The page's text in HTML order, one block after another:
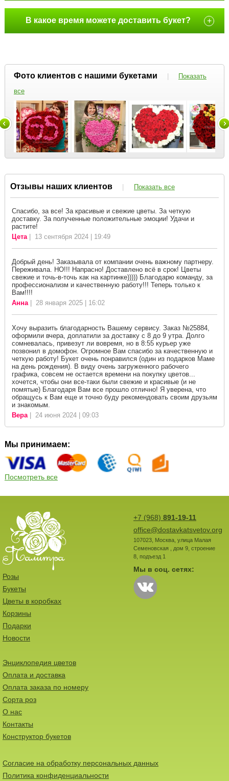
В какое время можете доставить букет? +
Фото клиентов с нашими букетами |
Показать
все
Отзывы наших клиентов | Показать все
Спасибо, за все! За красивые и свежие цветы. За четкую
доставку. За полученные положительные эмоции! Удачи и
растите!
Цета| 13 сентября 2024 | 19:49
Добрый день! Заказывала от компании очень важному партнеру.
Переживала. НО!!! Напрасно! Доставлено всё в срок! Цветы
свежие и точь-в-точь как на картинке))))) Благодарю команду, за
профессионализм и качественную работу!!! Теперь только к
Вам!!!!
Анна| 28 января 2025 | 16:02
Хочу выразить благодарность Вашему сервису. Заказ №25884,
оформили вчера, доплатили за доставку с 8 до 9 утра. Долго
сомневалась, привезут ли вовремя, но в 8:55 курьер уже
позвонил в домофон. Огромное Вам спасибо за качественную и
четкую работу! Букет очень понравился (один из подарков Маме
на день рождения). В виду очень загруженного рабочего
графика, совсем не остается времени на покупку цветов...
хочется, чтобы они все-таки были свежие и красивые (и не
помятые) Благодаря Вам все прошло отлично! Я уверена, что
обращусь к Вам еще и точно буду рекомендовать своим друзьям
и знакомым.
Вера| 24 июня 2024 | 09:03
Мы принимаем:
Посмотреть все
+7 (968) 891-19-11
office@dostavkatsvetov.org
107023, Москва, улица Малая
Семеновская , дом 9, строение
8, подъезд 1
Мы в соц. сетях:
Розы
Букеты
Цветы в коробках
Корзины
Подарки
Новости
Энциклопедия цветов
Оплата и доставка
Оплата заказа по номеру
Сорта роз
О нас
Контакты
Конструктор букетов
Согласие на обработку персональных данных
Политика конфиденциальности